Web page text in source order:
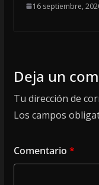
16 septiembre,
Deja un
Tu dirección de
Los campos
Comentario *